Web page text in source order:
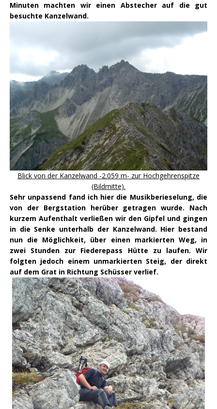
Minuten machten wir einen Abstecher auf die gut
besuchte Kanzelwand.
Blick von der Kanzelwand -2.059 m- zur Hochgehrenspitze
(Bildmitte).
Sehr unpassend fand ich hier die Musikberieselung, die
von der Bergstation herüber getragen wurde. Nach
kurzem Aufenthalt verließen wir den Gipfel und gingen
in die Senke unterhalb der Kanzelwand. Hier bestand
nun die Möglichkeit, über einen markierten Weg, in
zwei Stunden zur Fiederepass Hütte zu laufen. Wir
folgten jedoch einem unmarkierten Steig, der direkt
auf dem Grat in Richtung Schüsser verlief.